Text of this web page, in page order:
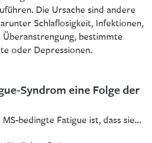
Die Ursache sind andere
Schlaflosigkeit, Infektionen,
bestimmte
oder Depressionen.
Syndrom eine Folge der
bedingte Fatigue ist, dass sie…